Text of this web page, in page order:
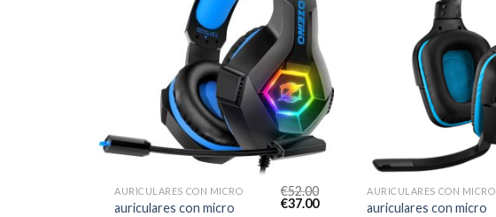
AURICULARES CON MICRO
auriculares con micro
€52.00
€37.00
AURICULARES CON MICRO
auriculares con micro